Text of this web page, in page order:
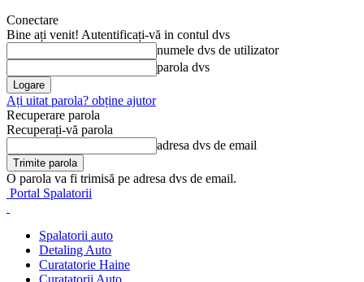
Conectare
Bine ați venit! Autentificați-vă in contul dvs
numele dvs de utilizator
parola dvs
Ați uitat parola? obține ajutor
Recuperare parola
Recuperați-vă parola
adresa dvs de email
O parola va fi trimisă pe adresa dvs de email.
Portal Spalatorii
Spalatorii auto
Detaling Auto
Curatatorie Haine
Curatatorii Auto